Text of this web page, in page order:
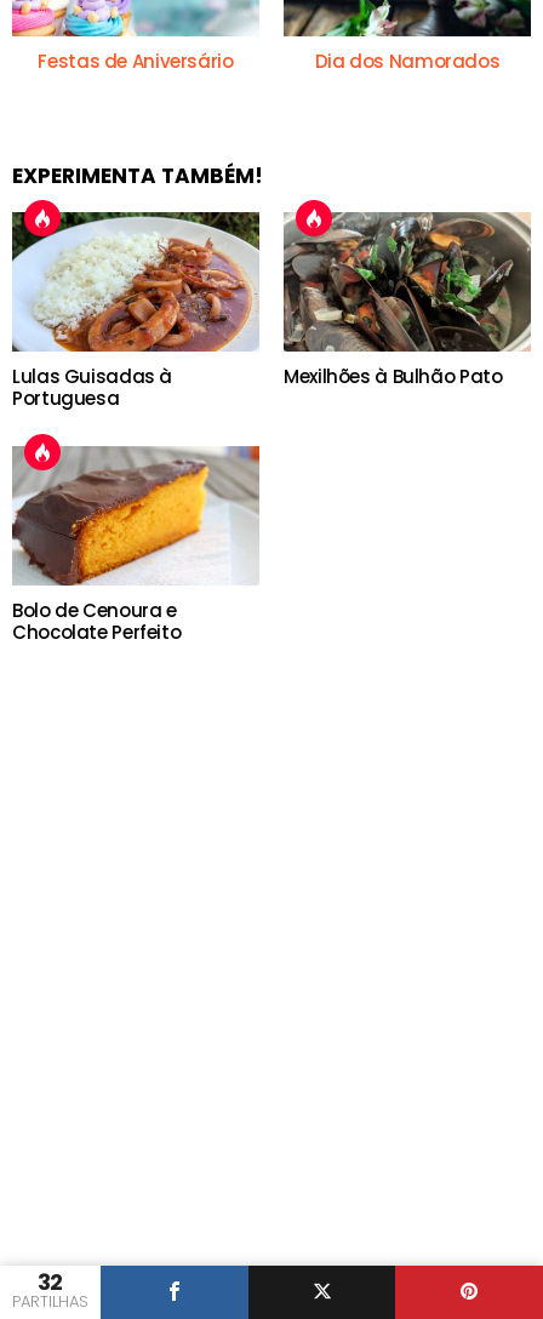
32
PARTILHAS
Festas de Aniversário Dia dos Namorados
EXPERIMENTA TAMBÉM!
Lulas Guisadas à
Portuguesa
Mexilhões à Bulhão Pato
Bolo de Cenoura e
Chocolate Perfeito